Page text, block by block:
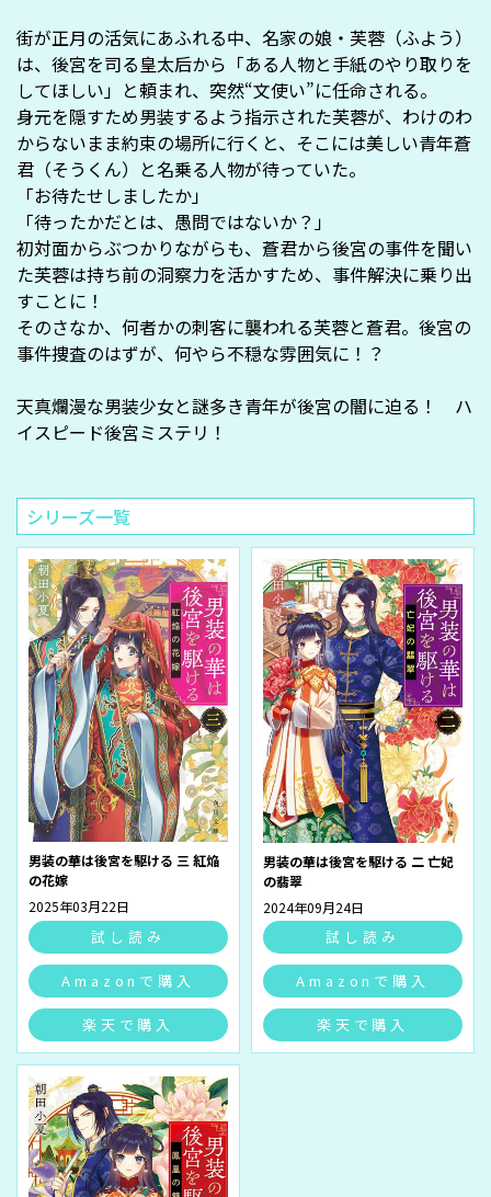
街が正月の活気にあふれる中、名家の娘・芙蓉（ふよう）
は、後宮を司る皇太后から「ある人物と手紙のやり取りを
してほしい」と頼まれ、突然“文使い”に任命される。
身元を隠すため男装するよう指示された芙蓉が、わけのわ
からないまま約束の場所に行くと、そこには美しい青年――蒼
君（そうくん）と名乗る人物が待っていた。
「お待たせしましたか」
「待ったかだとは、愚問ではないか？」
初対面からぶつかりながらも、蒼君から後宮の事件を聞い
た芙蓉は持ち前の洞察力を活かすため、事件解決に乗り出
すことに！
そのさなか、何者かの刺客に襲われる芙蓉と蒼君。後宮の
事件捜査のはずが、何やら不穏な雰囲気に――！？
天真爛漫な男装少女と謎多き青年が後宮の闇に迫る！ ハ
イスピード後宮ミステリ！
シリーズ一覧
男装の華は後宮を駆ける 三 紅焔
の花嫁
2025年03月22日
試し読み
Amazonで購入
楽天で購入
男装の華は後宮を駆ける 二 亡妃
の翡翠
2024年09月24日
試し読み
Amazonで購入
楽天で購入